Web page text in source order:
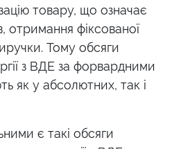
товару, що означає
отримання фіксованої
Тому обсяги
з ВДЕ за форвардними
як у абсолютних, так і
є такі обсяги